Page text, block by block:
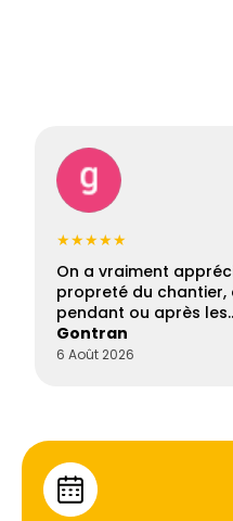
★★★★★
On a vraiment
propreté du chantier,
pendant ou après
Gontran
6 Août 2026